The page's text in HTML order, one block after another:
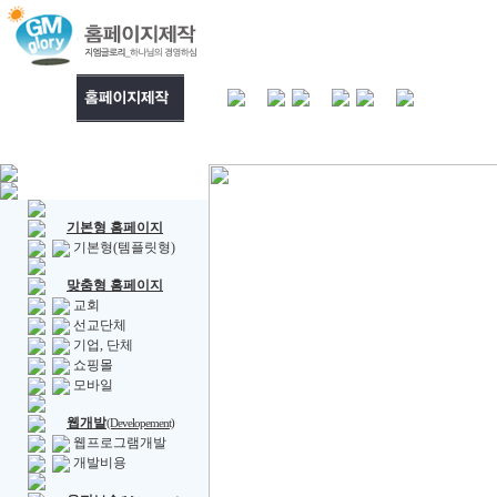
기본형 홈페이지
기본형(템플릿형)
맞춤형 홈페이지
교회
선교단체
기업, 단체
쇼핑몰
모바일
웹개발(Developement)
웹프로그램개발
개발비용